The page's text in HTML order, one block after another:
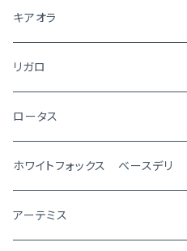
キアオラ
リガロ
ロータス
ホワイトフォックス ベースデリ
アーテミス